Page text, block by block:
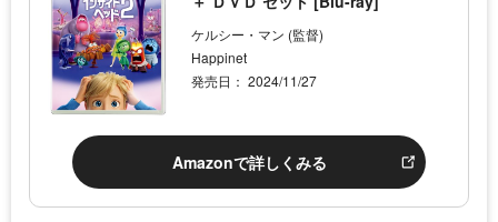
ケルシー・マン (監督)
Happinet
発売日： 2024/11/27
Amazonで詳しくみる